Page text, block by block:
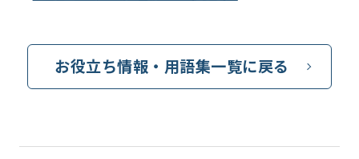
お役立ち情報・用語集一覧に戻る